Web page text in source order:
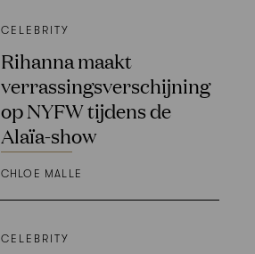
CELEBRITY
Rihanna maakt
verrassingsverschijning
op NYFW tijdens de
Alaïa-show
CHLOE MALLE
CELEBRITY